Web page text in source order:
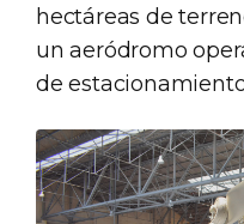
hectáreas de
un aeródromo
de